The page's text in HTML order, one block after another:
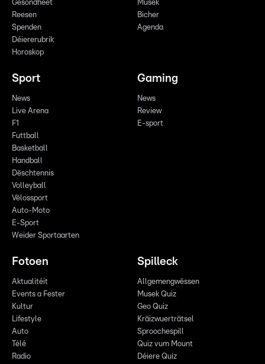
Gesondheet
Reesen
Spenden
Déiererubrik
Horoskop
Musek
Bicher
Agenda
Sport
News
Live Arena
F1
Futtball
Basketball
Handball
Dëschtennis
Volleyball
Vëlossport
Auto-Moto
E-Sport
Weider Sportaarten
Gaming
News
Review
E-sport
Fotoen
Aktualitéit
Events a Fester
Kultur
Lifestyle
Auto
Télé
Radio
Spilleck
Allgemengwëssen
Musek Quiz
Geo Quiz
Kräizwuerträtsel
Sproochespill
Quiz vum Mount
Déiere Quiz